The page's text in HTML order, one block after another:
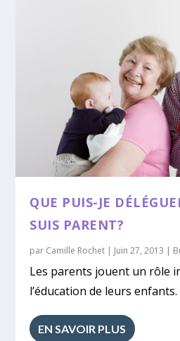
QUE PUIS-JE
SUIS PARENT?
par Camille Rochet | Juin 27, 2013 |
Les parents jouent un rôle
l’éducation de leurs
EN SAVOIR PLUS